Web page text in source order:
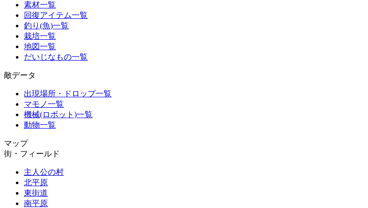
素材一覧
回復アイテム一覧
釣り(魚)一覧
栽培一覧
地図一覧
だいじなもの一覧
敵データ
出現場所・ドロップ一覧
マモノ一覧
機械(ロボット)一覧
動物一覧
マップ
街・フィールド
主人公の村
北平原
東街道
南平原